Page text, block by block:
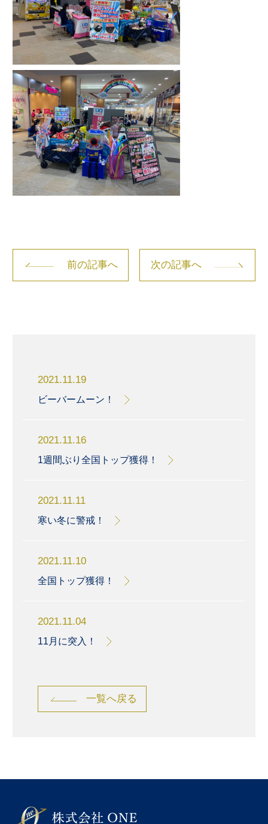
前の記事へ 次の記事へ
2021.11.19
ビーバームーン！
2021.11.16
1週間ぶり全国トップ獲得！
2021.11.11
寒い冬に警戒！
2021.11.10
全国トップ獲得！
2021.11.04
11月に突入！
一覧へ戻る